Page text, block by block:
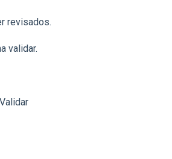
revisados.
validar.